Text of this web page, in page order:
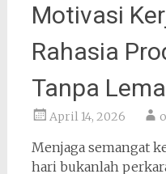
Motivasi
Rahasia
Tanpa
April 14, 2026
Menjaga semangat
hari bukanlah